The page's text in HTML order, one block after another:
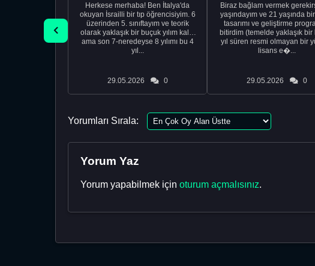
Herkese merhaba! Ben İtalya'da
okuyan İsrailli bir tıp öğrencisiyim. 6
üzerinden 5. sınıftayım ve teorik
olarak yaklaşık bir buçuk yılım kaldı
ama son 7-neredeyse 8 yılımı bu 4
yıl...
29.05.2026 0
Biraz bağlam vermek
yaşındayım ve 21 yaşında
tasarımı ve geliştirme
bitirdim (temelde yaklaşık bir
yıl süren resmi olmayan bir
lisans e�...
29.05.2026 0
Yorumları Sırala:
Yorum Yaz
Yorum yapabilmek için oturum açmalısınız.